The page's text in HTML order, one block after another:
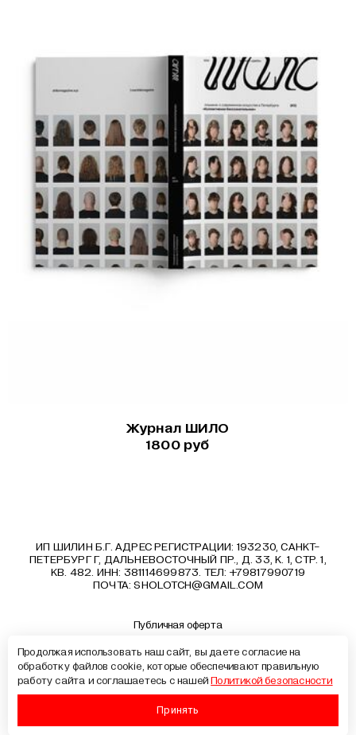
Журнал ШИЛО
1800 руб
ИП ШИЛИН Б.Г. АДРЕС РЕГИСТРАЦИИ: 193230, САНКТ-
ПЕТЕРБУРГ Г, ДАЛЬНЕВОСТОЧНЫЙ ПР., Д. 33, К. 1, СТР. 1,
КВ. 482. ИНН: 381114699873. ТЕЛ: +79817990719
ПОЧТА:SHOLOTCH@GMAIL.COM
Публичная оферта
Документы
Образовательные программы
Лицензия на образовательную деятельность
Сведения об образовательной организации
Продолжая использовать наш сайт, вы даете согласие на
обработку файлов cookie, которые обеспечивают правильную
работу сайта и соглашаетесь с нашейПолитикой безопасности
Принять